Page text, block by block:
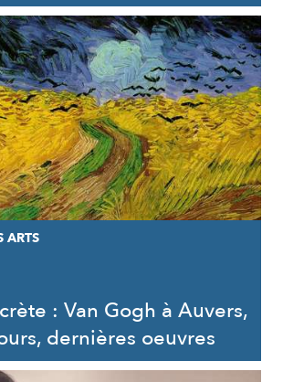
ARTS
: Van Gogh à Auvers,
dernières oeuvres